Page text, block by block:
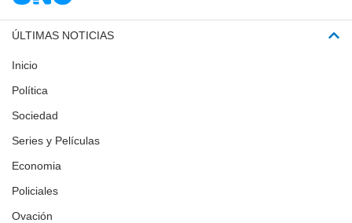
ÚLTIMAS NOTICIAS
Inicio
Política
Sociedad
Series y Películas
Economia
Policiales
Ovación